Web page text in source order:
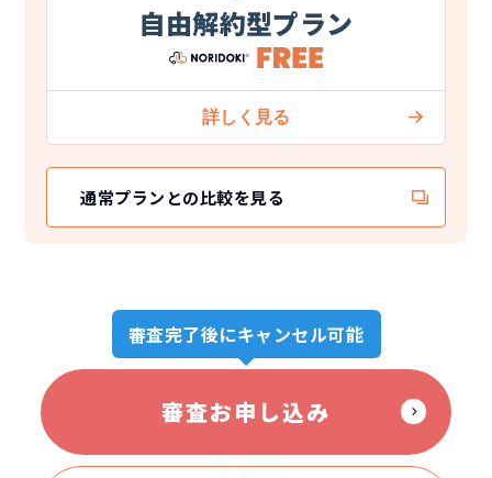
自由解約型プラン
通常プランとの比較を見る
審査完了後にキャンセル可能
審査お申し込み